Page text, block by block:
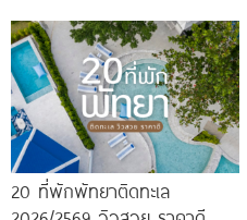
20 ที่พักพัทยาติดทะเล